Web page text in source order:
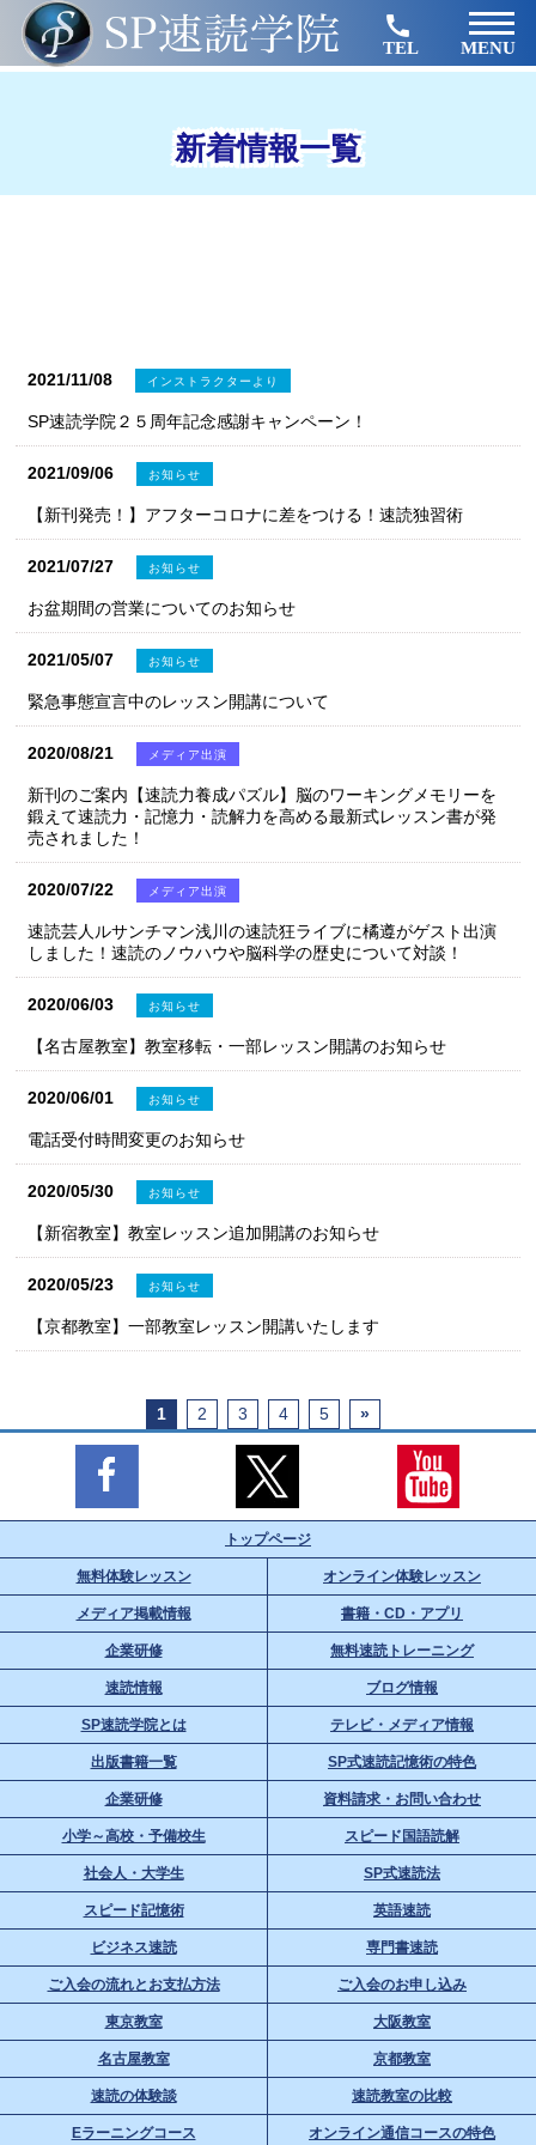
TEL MENU
新着情報一覧
2021/11/08 インストラクターより
SP速読学院２５周年記念感謝キャンペーン！
2021/09/06 お知らせ
【新刊発売！】アフターコロナに差をつける！速読独習術
2021/07/27 お知らせ
お盆期間の営業についてのお知らせ
2021/05/07 お知らせ
緊急事態宣言中のレッスン開講について
2020/08/21 メディア出演
新刊のご案内【速読力養成パズル】脳のワーキングメモリーを
鍛えて速読力・記憶力・読解力を高める最新式レッスン書が発
売されました！
2020/07/22 メディア出演
速読芸人ルサンチマン浅川の速読狂ライブに橘遵がゲスト出演
しました！速読のノウハウや脳科学の歴史について対談！
2020/06/03 お知らせ
【名古屋教室】教室移転・一部レッスン開講のお知らせ
2020/06/01 お知らせ
電話受付時間変更のお知らせ
2020/05/30 お知らせ
【新宿教室】教室レッスン追加開講のお知らせ
2020/05/23 お知らせ
【京都教室】一部教室レッスン開講いたします
1 2 3 4 5 »
トップページ
無料体験レッスン オンライン体験レッスン
メディア掲載情報 書籍・CD・アプリ
企業研修 無料速読トレーニング
速読情報 ブログ情報
SP速読学院とは テレビ・メディア情報
出版書籍一覧 SP式速読記憶術の特色
企業研修 資料請求・お問い合わせ
小学～高校・予備校生 スピード国語読解
社会人・大学生 SP式速読法
スピード記憶術 英語速読
ビジネス速読 専門書速読
ご入会の流れとお支払方法 ご入会のお申し込み
東京教室 大阪教室
名古屋教室 京都教室
速読の体験談 速読教室の比較
Eラーニングコース オンライン通信コースの特色